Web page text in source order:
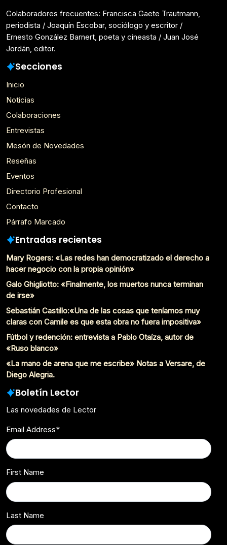
Colaboradores frecuentes: Francisca Gaete Trautmann,
periodista / Joaquín Escobar, sociólogo y escritor /
Ernesto González Barnert, poeta y cineasta / Juan José
Jordán, editor.
Secciones
Inicio
Noticias
Colaboraciones
Entrevistas
Mesón de Novedades
Reseñas
Eventos
Directorio Profesional
Contacto
Párrafo Marcado
Entradas recientes
Mary Rogers: «Las redes han democratizado el derecho a
hacer negocio con la propia opinión»
Galo Ghigliotto: «Finalmente, los muertos nunca terminan
de irse»
Sebastián Castillo:«Una de las cosas que teníamos muy
claras con Camile es que esta obra no fuera impositiva»
Fútbol y redención: entrevista a Pablo Otaíza, autor de
«Ruso blanco»
«La mano de arena que me escribe» Notas a Versare, de
Diego Alegria.
Boletín Lector
Las novedades de Lector
Email Address*
First Name
Last Name